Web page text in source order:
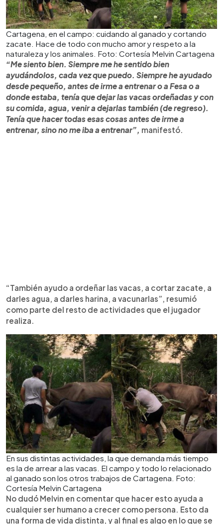
Cartagena, en el campo: cuidando al ganado y cortando
zacate. Hace de todo con mucho amor y respeto a la
naturaleza y los animales. Foto: Cortesía Melvin Cartagena
“Me siento bien. Siempre me he sentido bien
ayudándolos, cada vez que puedo. Siempre he ayudado
desde pequeño, antes de irme a entrenar o a Fesa o a
donde estaba, tenía que dejar las vacas ordeñadas y con
su comida, agua, venir a dejarlas también (de regreso).
Tenía que hacer todas esas cosas antes de irme a
entrenar, sino no me iba a entrenar”, manifestó.
“También ayudo a ordeñar las vacas, a cortar zacate, a
darles agua, a darles harina, a vacunarlas”, resumió
como parte del resto de actividades que el jugador
realiza.
En sus distintas actividades, la que demanda más tiempo
es la de arrear a las vacas. El campo y todo lo relacionado
al ganado son los otros trabajos de Cartagena. Foto:
Cortesía Melvin Cartagena
No dudó Melvin en comentar que hacer esto ayuda a
cualquier ser humano a crecer como persona. Esto da
una forma de vida distinta, y al final es algo en lo que se